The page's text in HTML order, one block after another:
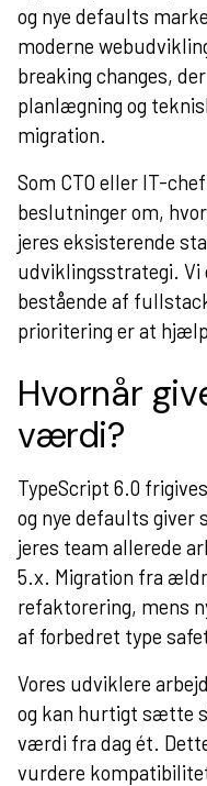
og nye defaults
moderne
breaking changes,
planlægning og
migration.
Som CTO eller IT-
beslutninger om,
jeres eksisterende
udviklingsstrategi.
bestående af
prioritering er at
Hvornår
værdi?
TypeScript 6.0
og nye defaults
jeres team allerede
5.x. Migration fra
refaktorering, mens
af forbedret type
Vores udviklere
og kan hurtigt sætte
værdi fra dag ét.
vurdere